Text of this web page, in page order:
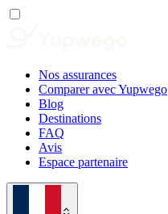
Nos assurances
Comparer avec Yupwego
Blog
Destinations
FAQ
Avis
Espace partenaire